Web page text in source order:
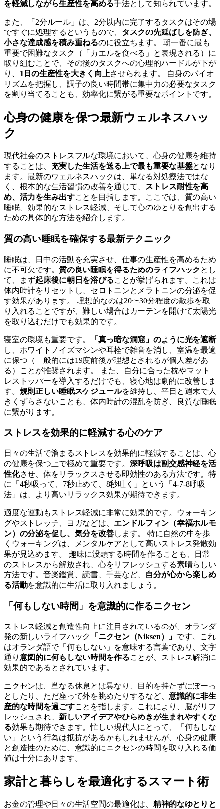
を軽減しながら生産性を高める手法として知られています。
また、「2分ルール」は、2分以内に完了するタスクはその場
ですぐに処理するというもので、 タスクの先延ばしを防ぎ、
小さな達成感を積み重ねるのに役立ちます。 朝一番に最も
重要で困難なタスク（「カエルを食べる」と表現される）に
取り組むことで、その後のタスクへの心理的ハードルが下が
り、 1日の生産性を大きく向上させられます。 自身のバイオ
リズムを把握し、調子の良い時間帯に集中力の必要なタスク
を割り当てることも、効率化に繋がる重要なポイントです。
心身の健康を保つ最新ウェルネスハッ
ク
現代社会のストレスフルな環境において、心身の健康を維持
することは、 充実した生活を送る上で最も重要な基盤となり
ます。最新のウェルネスハックは、単なる対処療法ではな
く、根本的な生活習慣の改善を通じて、
ストレス耐性を高
め、活力を生み出すことを目指します。ここでは、質の高い
睡眠、効果的なストレス軽減、そして心のゆとりを創出する
ための具体的な方法を紹介します。
質の高い睡眠を確保する最新テクニック
睡眠は、日中の活動を充実させ、仕事の生産性を高めるため
に不可欠です。 質の良い睡眠を得るためのライフハック とし
て、まず起床後に朝日を浴びることが挙げられます。これは
体内時計をリセットし、セロトニンとメラトニンの分泌を促
す効果があります。 理想的なのは20〜30分程度の散歩を取
り入れることですが、難しい場合はカーテンを開けて太陽光
を取り込むだけでも効果的です。
寝室の環境も重要です。
「真っ暗な洞窟」のように光を遮断
し、ホワイトノイズマシンや耳栓で雑音を消し、室温を最適
に保つ（一般的には19度前後が理想とされるが個人差があ
る）ことが推奨されます。 また、自分に合った枕やマット
レストッパーを導入するだけでも、寝心地は劇的に改善しま
す。 規則正しい睡眠スケジュールを維持し、平日と週末で大
きくずらさないことも、体内時計の混乱を防ぎ、良質な睡眠
に繋がります。
ストレスを効果的に軽減する心のケア
日々の生活で溜まるストレスを効果的に軽減することは、心
の健康を保つ上で極めて重要です。 深呼吸は副交感神経を活
性化させ、体をリラックスさせる即効性のある方法です。特
に「4秒吸って、7秒止めて、8秒吐く」という「4-7-8呼吸
法」は、より高いリラックス効果が期待できます。
適度な運動もストレス軽減に非常に効果的です。ウォーキン
グやストレッチ、ヨガなどは、 エンドルフィン（幸福ホルモ
ン）の分泌を促し、気分を改善します。 特に自然の中を歩
くウォーキングは、メンタルケアとして高いストレス発散効
果が見込めます。 趣味に没頭する時間を作ることも、日常
のストレスから解放され、心をリフレッシュする素晴らしい
方法です。音楽鑑賞、読書、手芸など、
自分が心から楽しめ
る活動を意識的に生活に取り入れましょう。
「何もしない時間」を意識的に作るニクセン
ストレス軽減と創造性向上に注目されているのが、オランダ
発の新しいライフハック
「ニクセン（Niksen）」 です。これ
はオランダ語で「何もしない」を意味する言葉であり、文字
通り 意図的に何もしない時間を作ることが、ストレス解消に
効果的であるとされています。
ニクセンは、単なる休息とは異なり、目的を持たずにぼーっ
としたり、ただ座って外を眺めたりするなど、 意識的に非生
産的な時間を過ごすことを指します。これにより、脳がリフ
レッシュされ、 新しいアイデアやひらめきが生まれやすくな
る効果も期待できます。忙しい現代人にとって、「何もしな
い」という行為は抵抗があるかもしれませんが、心身の健康
と創造性のために、意識的にニクセンの時間を取り入れる価
値は十分にあります。
家計と暮らしを最適化するスマート術
お金の管理や日々の生活空間の最適化は、 精神的なゆとりと